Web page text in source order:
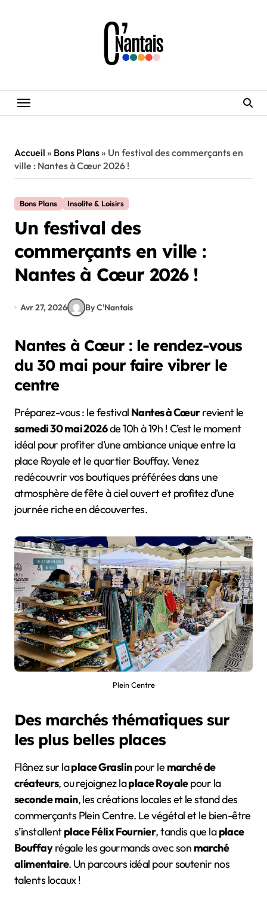
Accueil » Bons Plans» Un festival des commerçants en
ville : Nantes à Cœur 2026 !
Bons Plans Insolite & Loisirs
Un festival des
commerçants en ville :
Nantes à Cœur 2026 !
Avr 27, 2026 By C'Nantais
Nantes à Cœur : le rendez-vous
du 30 mai pour faire vibrer le
centre
Préparez-vous : le festival Nantes à Cœurrevient le
samedi 30 mai 2026de 10h à 19h ! C’est le moment
idéal pour profiter d’une ambiance unique entre la
place Royale et le quartier Bouffay. Venez
redécouvrir vos boutiques préférées dans une
atmosphère de fête à ciel ouvert et profitez d’une
journée riche en découvertes.
Plein Centre
Des marchés thématiques sur
les plus belles places
Flânez sur laplace Graslinpour le marché de
créateurs, ou rejoignez laplace Royalepour la
seconde main, les créations locales et le stand des
commerçants Plein Centre. Le végétal et le bien-être
s’installentplace Félix Fournier, tandis que laplace
Bouffayrégale les gourmands avec son marché
alimentaire. Un parcours idéal pour soutenir nos
talents locaux !